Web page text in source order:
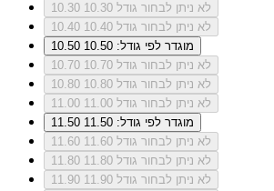
10.30
לא ניתן לבחור גודל 10.30
10.40
לא ניתן לבחור גודל 10.40
10.50
מוגדר לפי גודל: 10.50
10.70
לא ניתן לבחור גודל 10.70
10.80
לא ניתן לבחור גודל 10.80
11.00
לא ניתן לבחור גודל 11.00
11.50
מוגדר לפי גודל: 11.50
11.60
לא ניתן לבחור גודל 11.60
11.80
לא ניתן לבחור גודל 11.80
11.90
לא ניתן לבחור גודל 11.90